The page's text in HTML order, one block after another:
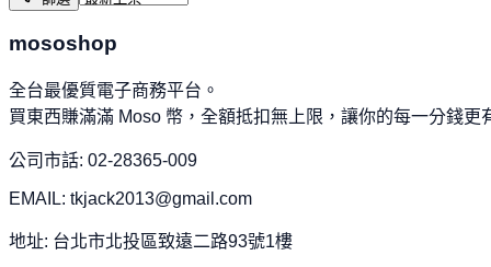
mososhop
全台最優質電子商務平台。
買東西賺滿滿 Moso 幣，全額抵扣無上限，讓你的每一分錢更
公司市話: 02-28365-009
EMAIL: tkjack2013@gmail.com
地址: 台北市北投區致遠二路93號1樓